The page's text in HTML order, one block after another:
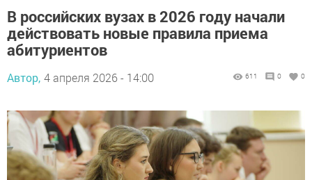
В российских вузах в 2026 году начали
действовать новые правила приема
абитуриентов
Автор, 4 апреля 2026 - 14:00 611 0 0